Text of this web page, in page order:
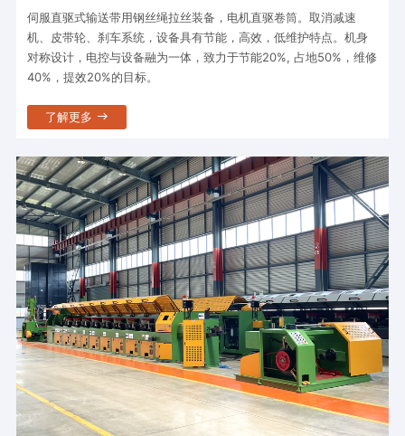
伺服直驱式输送带用钢丝绳拉丝装备，电机直驱卷筒。取消减速
机、皮带轮、刹车系统，设备具有节能，高效，低维护特点。机身
对称设计，电控与设备融为一体，致力于节能20%, 占地50%，维修
40%，提效20%的目标。
了解更多